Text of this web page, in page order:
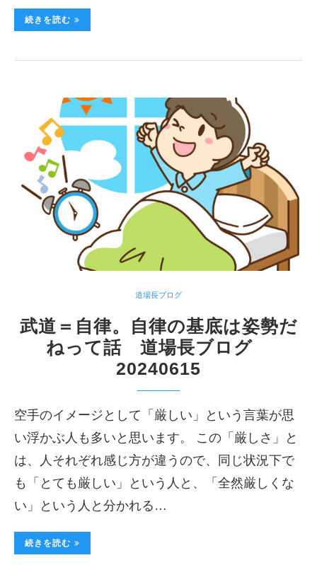
続きを読む
道場長ブログ
武道＝自律。自律の基底は姿勢だ
ねって話 道場長ブログ
20240615
空手のイメージとして「厳しい」という言葉が思
い浮かぶ人も多いと思います。 この「厳しさ」と
は、人それぞれ感じ方が違うので、同じ状況下で
も「とても厳しい」という人と、「全然厳しくな
い」という人と分かれる…
続きを読む